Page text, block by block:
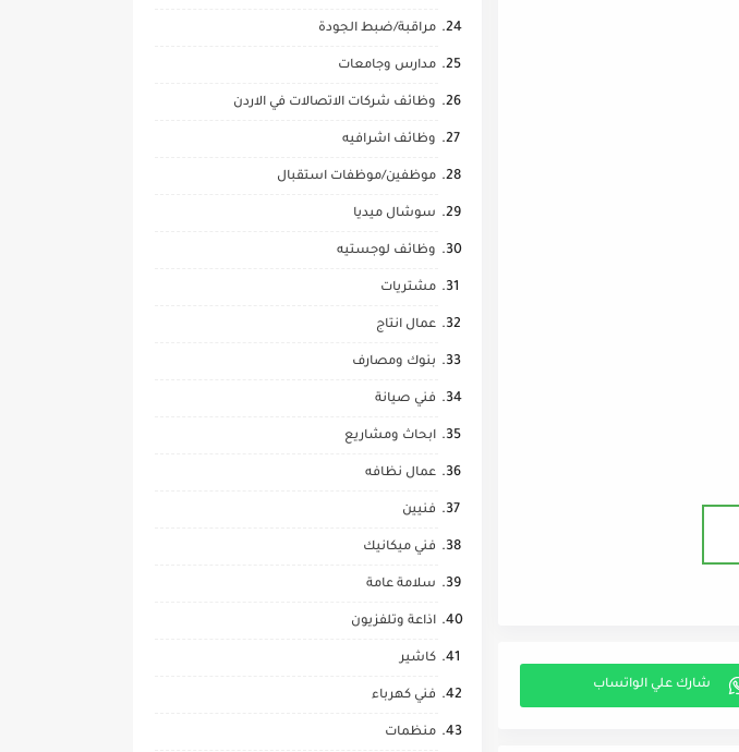
مراقبة/ضبط الجودة
مدارس وجامعات
وظائف شركات الاتصالات في الاردن
وظائف اشرافيه
موظفين/موظفات استقبال
سوشال ميديا
وظائف لوجستيه
مشتريات
عمال انتاج
بنوك ومصارف
فني صيانة
ابحاث ومشاريع
عمال نظافه
فنيين
فني ميكانيك
سلامة عامة
اذاعة وتلفزيون
كاشير
فني كهرباء
منظمات